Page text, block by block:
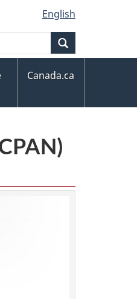
English
Canada.ca